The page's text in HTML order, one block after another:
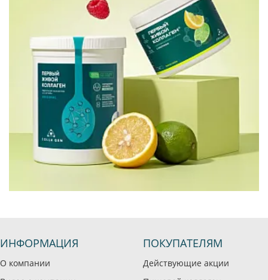
ИНФОРМАЦИЯ
О компании
ПОКУПАТЕЛЯМ
Действующие акции